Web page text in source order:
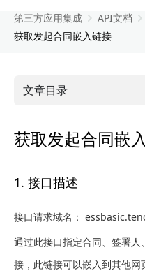
第三方应用集成 API文档
获取发起合同嵌入链接
文章目录
获取发起合同嵌
1. 接口描述
接口请求域名：
通过此接口指定合同、签署
接，此链接可以嵌入到其他